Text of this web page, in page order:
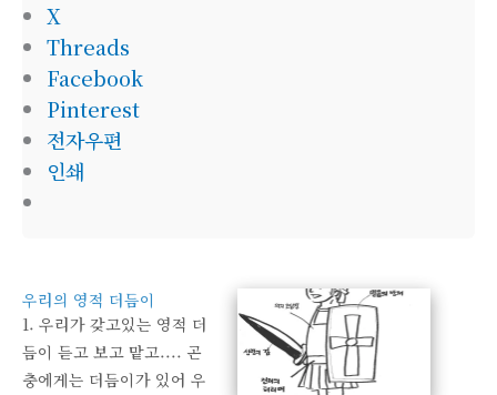
X
Threads
Facebook
Pinterest
전자우편
인쇄
우리의 영적 더듬이
1. 우리가 갖고있는 영적 더
듬이 듣고 보고 맡고.... 곤
충에게는 더듬이가 있어 우